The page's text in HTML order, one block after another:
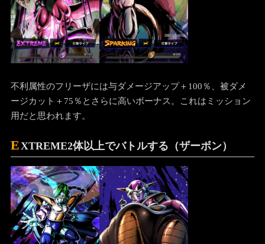
不利属性のフリーザには与ダメージアップ＋100％、被ダメ
ージカット＋75％とさらに高いボーナス。これはミッション
用だと思われます。
EXTREME2体以上でバトルする（ザーボン）